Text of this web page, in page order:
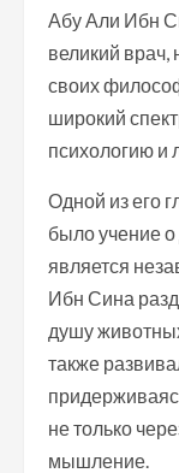
Абу Али Ибн
великий
своих
широкий
психологию и
Одной из его
было учение
является
Ибн Сина
душу
также
не только
мышление.